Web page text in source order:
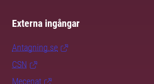
Externa ingångar
Antagning.se
CSN
Mecenat